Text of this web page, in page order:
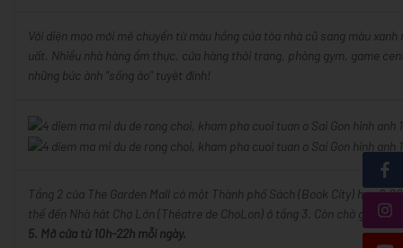
Với diện mạo mới mẻ chuyển từ màu hồng của tòa nhà cũ sang màu
uất. Nhiều nhà hàng ẩm thực, cửa hàng thời trang, phòng gym, game
những bức ảnh "sống ảo" tuyệt đỉnh!
Tầng 2 của The Garden Mall có một Thành phố Sách (Book City) hơn
thể đến Nhà hát Chợ Lớn (Théatre de ChoLon) ở tầng 3. Còn chờ gì mà
5. Mở cửa từ 10h-22h mỗi ngày.